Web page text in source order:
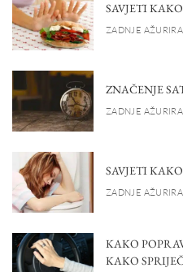
SAVJETI
ZADNJE
ZNAČENJE
ZADNJE
SAVJETI
ZADNJE
KAKO
KAKO